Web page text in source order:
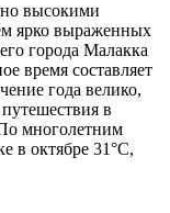
высокими
ярко выраженных
города Малакка
время составляет
года велико,
в
многолетним
в октябре 31°C,